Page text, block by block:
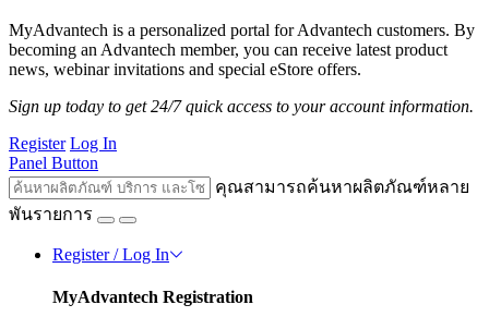
MyAdvantech is a personalized portal for Advantech customers. By
becoming an Advantech member, you can receive latest product
news, webinar invitations and special eStore offers.
Sign up today to get 24/7 quick access to your account information.
Register Log In
Panel Button
คุณสามารถค้นหาผลิตภัณฑ์หลาย
พันรายการ
Register / Log In
MyAdvantech Registration